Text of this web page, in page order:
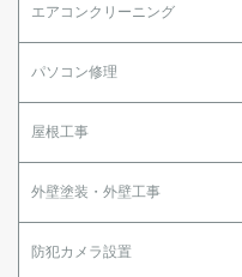
エアコンクリーニング
パソコン修理
屋根工事
外壁塗装・外壁工事
防犯カメラ設置